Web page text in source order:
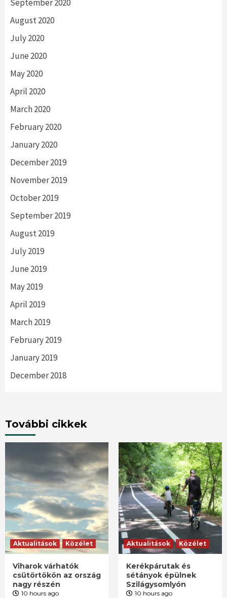
September 2020
August 2020
July 2020
June 2020
May 2020
April 2020
March 2020
February 2020
January 2020
December 2019
November 2019
October 2019
September 2019
August 2019
July 2019
June 2019
May 2019
April 2019
March 2019
February 2019
January 2019
December 2018
További cikkek
Aktualitások Közélet
Viharok várhatók
csütörtökön az ország
nagy részén
10 hours ago
Aktualitások Közélet
Kerékpárutak és
sétányok épülnek
Szilágysomlyón
10 hours ago